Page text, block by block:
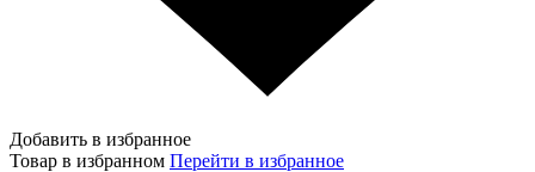
Добавить в избранное
Товар в избранном Перейти в избранное